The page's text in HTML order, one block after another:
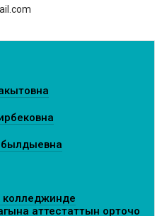
колледжинде
аттестаттын орточо